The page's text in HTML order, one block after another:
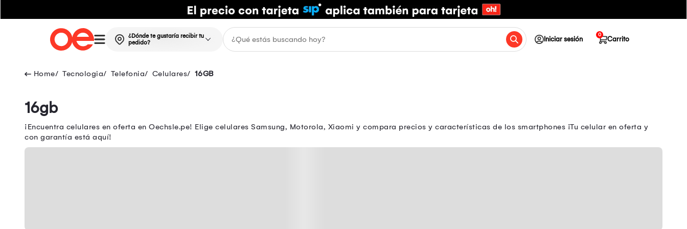
¿Dónde te gustaría recibir tu
pedido?
Iniciar sesión Carrito
0
Tecnologia Telefonia Celulares 16GB
16gb
¡Encuentra celulares en oferta en Oechsle.pe! Elige celulares Samsung, Motorola, Xiaomi y compara precios y características de los smartphones ¡Tu celular en oferta y
con garantía está aquí!